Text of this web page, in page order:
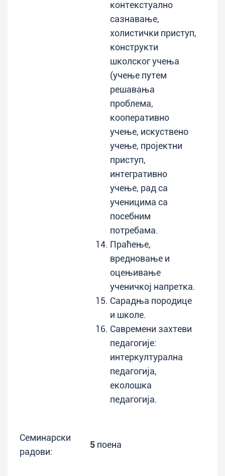
контекстуално
сазнавање,
холистички приступ,
конструкти
школског учења
(учење путем
решавања
проблема,
кооперативно
учење, искуствено
учење, пројектни
приступ,
интегративно
учење, рад са
ученицима са
посебним
потребама.
Праћење,
вредновање и
оцењивање
ученичкој напретка.
Сарадња породице
и школе.
Савремени захтеви
педагогије:
интеркултурална
педагогија,
еколошка
педагогија.
Семинарски
радови:
5 поена